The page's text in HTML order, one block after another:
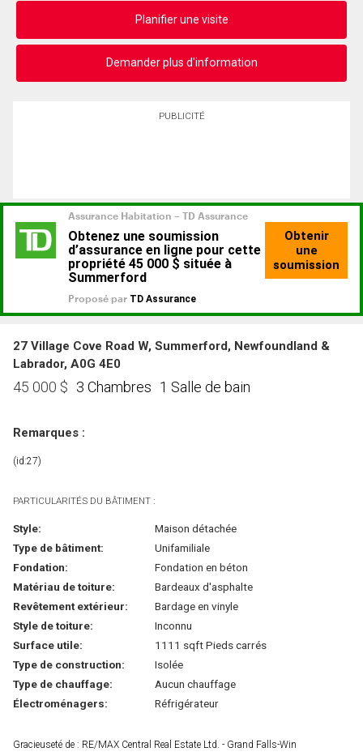
Planifier une visite
Demander plus d'information
PUBLICITÉ
27 Village Cove Road W, Summerford, Newfoundland &
Labrador, A0G 4E0
45 000 $ 3 Chambres 1 Salle de bain
Remarques :
(id:27)
PARTICULARITÉS DU BÂTIMENT :
Style:
Maison détachée
Type de bâtiment:
Unifamiliale
Fondation:
Fondation en béton
Matériau de toiture:
Bardeaux d'asphalte
Revêtement extérieur:
Bardage en vinyle
Style de toiture:
Inconnu
Surface utile:
1111 sqft Pieds carrés
Type de construction:
Isolée
Type de chauffage:
Aucun chauffage
Électroménagers:
Réfrigérateur
Gracieuseté de : RE/MAX Central Real Estate Ltd. - Grand Falls-Win